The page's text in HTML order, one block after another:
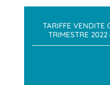
TARIFFE VENDITE
TRIMESTRE